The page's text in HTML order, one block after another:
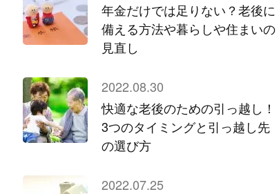
年金だけでは足りない？老後に
備える方法や暮らしや住まいの
見直し
2022.08.30
快適な老後のための引っ越し！
3つのタイミングと引っ越し先
の選び方
2022.07.25